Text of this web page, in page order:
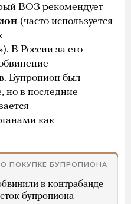
ВОЗ рекомендует
(часто используется
В России за его
Бупропион был
но в последние
как
ПОКУПКЕ БУПРОПИОНА
в контрабанде
бупропиона